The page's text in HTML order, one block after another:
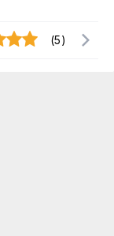
(5)